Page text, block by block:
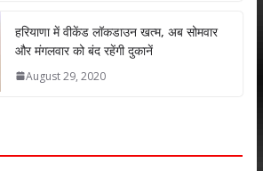
हरियाणा में वीकेंड लॉकडाउन खत्म, अब सोमवार
और मंगलवार को बंद रहेंगी दुकानें
August 29, 2020